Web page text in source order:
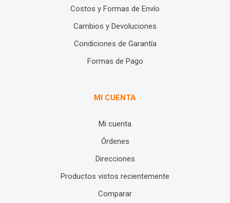
Costos y Formas de Envío
Cambios y Devoluciones
Condiciones de Garantía
Formas de Pago
MI CUENTA
Mi cuenta
Órdenes
Direcciones
Productos vistos recientemente
Comparar